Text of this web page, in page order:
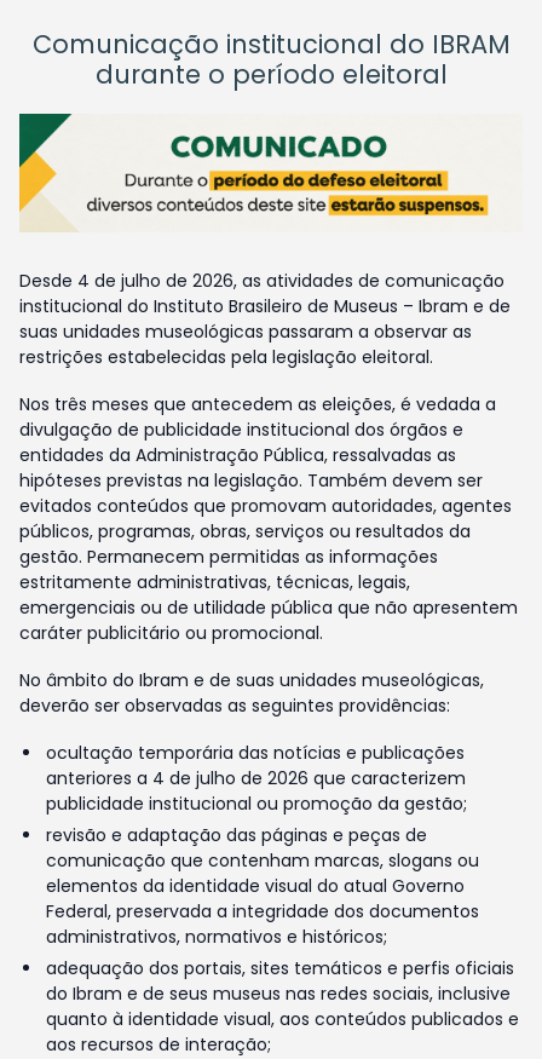
Comunicação institucional do IBRAM
durante o período eleitoral
Desde 4 de julho de 2026, as atividades de comunicação
institucional do Instituto Brasileiro de Museus – Ibram e de
suas unidades museológicas passaram a observar as
restrições estabelecidas pela legislação eleitoral.
Nos três meses que antecedem as eleições, é vedada a
divulgação de publicidade institucional dos órgãos e
entidades da Administração Pública, ressalvadas as
hipóteses previstas na legislação. Também devem ser
evitados conteúdos que promovam autoridades, agentes
públicos, programas, obras, serviços ou resultados da
gestão. Permanecem permitidas as informações
estritamente administrativas, técnicas, legais,
emergenciais ou de utilidade pública que não apresentem
caráter publicitário ou promocional.
No âmbito do Ibram e de suas unidades museológicas,
deverão ser observadas as seguintes providências:
ocultação temporária das notícias e publicações
anteriores a 4 de julho de 2026 que caracterizem
publicidade institucional ou promoção da gestão;
revisão e adaptação das páginas e peças de
comunicação que contenham marcas, slogans ou
elementos da identidade visual do atual Governo
Federal, preservada a integridade dos documentos
administrativos, normativos e históricos;
adequação dos portais, sites temáticos e perfis oficiais
do Ibram e de seus museus nas redes sociais, inclusive
quanto à identidade visual, aos conteúdos publicados e
aos recursos de interação;